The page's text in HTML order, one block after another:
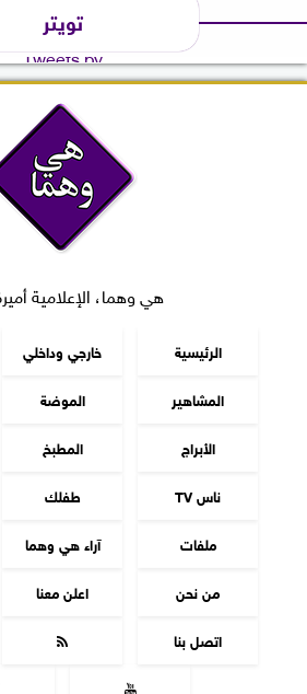
تويتر
Tweets by
هي وهما، الإعلامية
الرئيسية خارجي وداخلي
المشاهير
الموضة
الأبراج
المطبخ
ناس TV
طفلك
ملفات
آراء هي وهما
من نحن
اعلن معنا
اتصل بنا

